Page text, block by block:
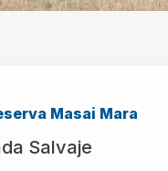
Masai Mara
Salvaje